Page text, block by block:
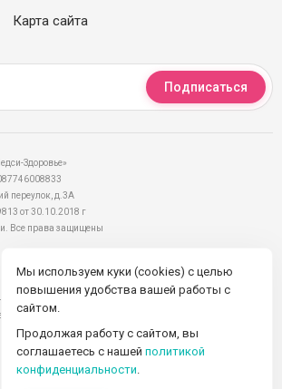
Карта сайта
Подписаться
Здоровье»
переулок, д.3А
от 30.10.2018 г
Все права защищены
Мы используем куки (cookies) с целью
повышения удобства вашей работы с
сайтом.
Продолжая работу с сайтом, вы
соглашаетесь с нашей политикой
конфиденциальности